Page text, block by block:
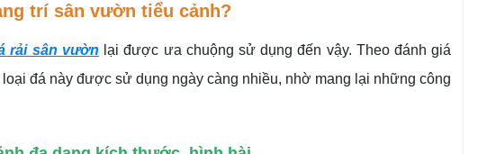
trí sân vườn tiểu cảnh?
rải sân vườn lại được ưa chuộng sử dụng đến vậy. Theo đánh giá
đá này được sử dụng ngày càng nhiều, nhờ mang lại những công